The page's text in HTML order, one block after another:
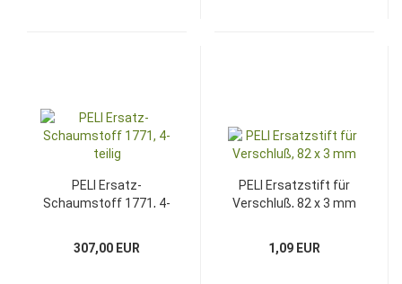
PELI Ersatz-
Schaumstoff 1771, 4-
307,00 EUR
PELI Ersatzstift für
Verschluß, 82 x 3 mm
1,09 EUR